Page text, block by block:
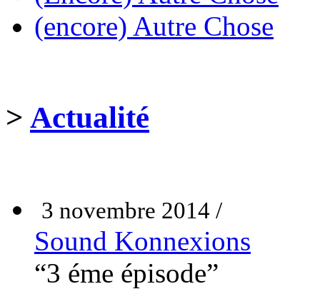
(encore) Autre Chose
> Actualité
3 novembre 2014 /
Sound Konnexions
“3 éme épisode”